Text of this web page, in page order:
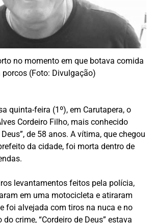
no momento em que botava comida
porcos (Foto: Divulgação)
quinta-feira (1º), em Carutapera, o
Cordeiro Filho, mais conhecido
de 58 anos. A vítima, que chegou
da cidade, foi morta dentro de
levantamentos feitos pela polícia,
em uma motocicleta e atiraram
foi alvejada com tiros na nuca e no
crime, “Cordeiro de Deus” estava